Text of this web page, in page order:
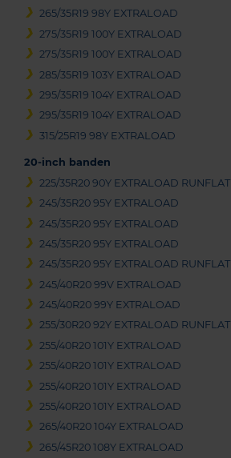
265/35R19 98Y EXTRALOAD
275/35R19 100Y EXTRALOAD
275/35R19 100Y EXTRALOAD
285/35R19 103Y EXTRALOAD
295/35R19 104Y EXTRALOAD
295/35R19 104Y EXTRALOAD
315/25R19 98Y EXTRALOAD
20-inch banden
225/35R20 90Y EXTRALOAD RUNFLAT
245/35R20 95Y EXTRALOAD
245/35R20 95Y EXTRALOAD
245/35R20 95Y EXTRALOAD
245/35R20 95Y EXTRALOAD RUNFLAT
245/40R20 99V EXTRALOAD
245/40R20 99Y EXTRALOAD
255/30R20 92Y EXTRALOAD RUNFLAT
255/40R20 101Y EXTRALOAD
255/40R20 101Y EXTRALOAD
255/40R20 101Y EXTRALOAD
255/40R20 101Y EXTRALOAD
265/40R20 104Y EXTRALOAD
265/45R20 108Y EXTRALOAD